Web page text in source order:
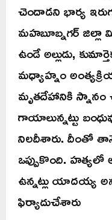
చెందాడని భార్య
మహబూబ్నగర్ జిల్లా
ఉండే అల్లుడు,
మధ్యాహ్నం
మృతదేహానికి స్నానం
గాయాలున్నట్టు
నిలదీశారు. దీంతో
ఒప్పుకొంది. హత్యలో
ఉన్నట్లు యాదయ్య
ఫిర్యాదుచేశారు